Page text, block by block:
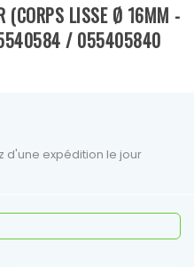
(CORPS LISSE Ø 16MM -
5540584 / 055405840
d'une expédition le jour